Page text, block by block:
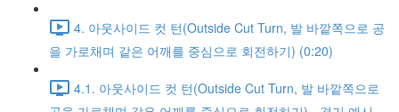
4. 아웃사이드 컷 턴(Outside Cut Turn, 발 바깥쪽으로 공
을 가로채며 같은 어깨를 중심으로 회전하기) (0:20)
4.1. 아웃사이드 컷 턴(Outside Cut Turn, 발 바깥쪽으로